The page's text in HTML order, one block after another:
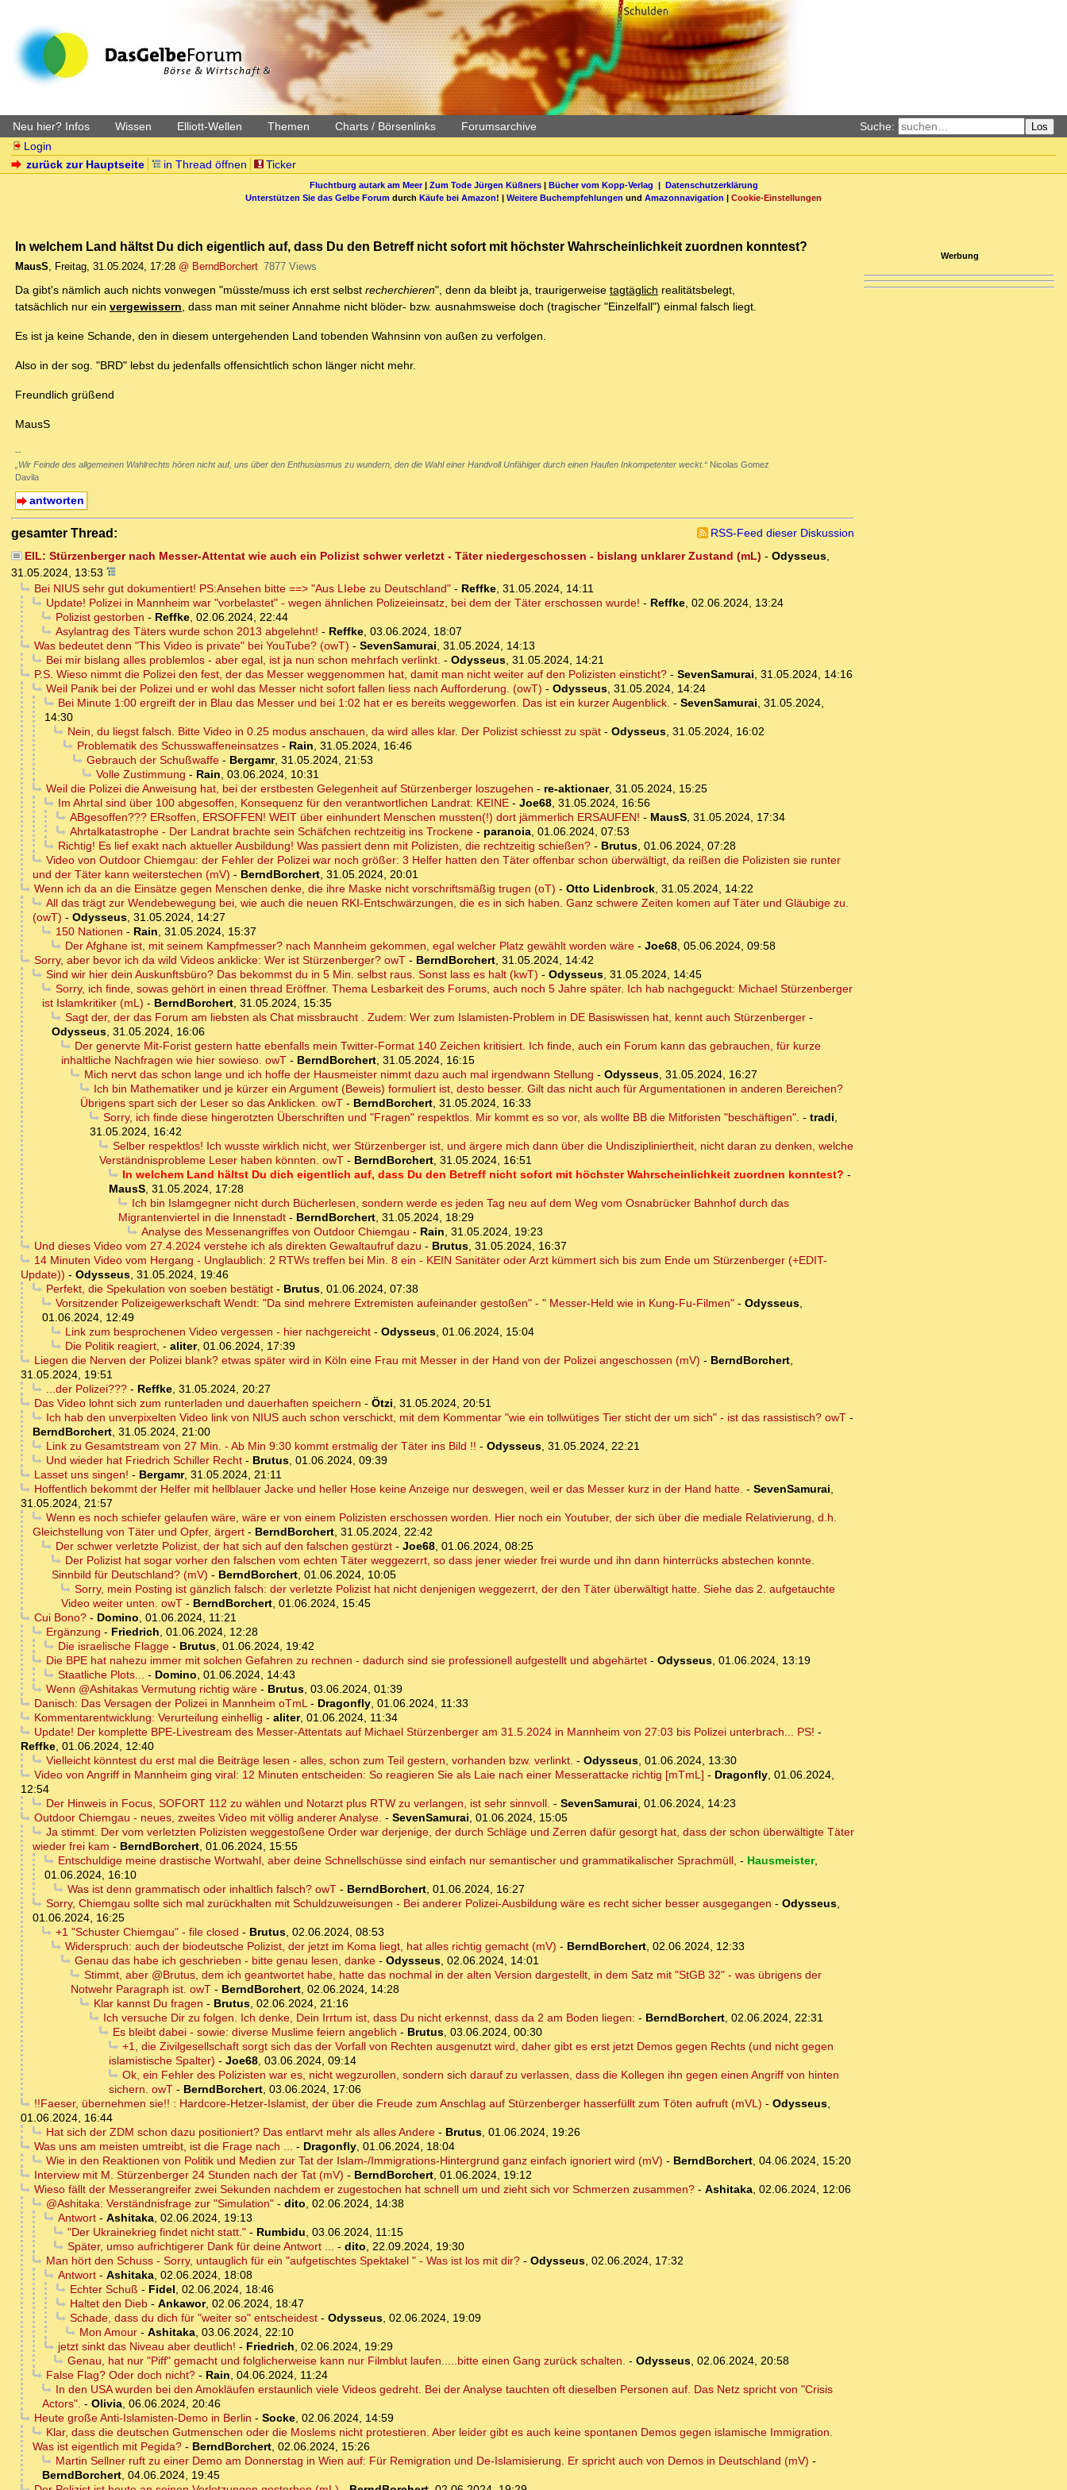
Neu hier? Infos Wissen Elliott-Wellen Themen Charts / Börsenlinks Forumsarchive Suche: Los
Login
zurück zur Hauptseite
in Thread öffnen Ticker
Fluchtburg autark am Meer| Zum Tode Jürgen Küßners| Bücher vom Kopp-Verlag | Datenschutzerklärung
Unterstützen Sie das Gelbe Forum durch Käufe bei Amazon! | Weitere Buchempfehlungen und Amazonnavigation | Cookie-Einstellungen
In welchem Land hältst Du dich eigentlich auf, dass Du den Betreff nicht sofort mit höchster Wahrscheinlichkeit zuordnen konntest?
MausS, Freitag, 31.05.2024, 17:28 @ BerndBorchert 7877 Views
Da gibt's nämlich auch nichts vonwegen "müsste/muss ich erst selbst recherchieren", denn da bleibt ja, traurigerweise tagtäglich realitätsbelegt,
tatsächlich nur ein vergewissern, dass man mit seiner Annahme nicht blöder- bzw. ausnahmsweise doch (tragischer "Einzelfall") einmal falsch liegt.
Es ist ja keine Schande, den in diesem untergehenden Land tobenden Wahnsinn von außen zu verfolgen.
Also in der sog. "BRD" lebst du jedenfalls offensichtlich schon länger nicht mehr.
Freundlich grüßend
MausS
--
„Wir Feinde des allgemeinen Wahlrechts hören nicht auf, uns über den Enthusiasmus zu wundern, den die Wahl einer Handvoll Unfähiger durch einen Haufen Inkompetenter weckt.“ Nicolas Gomez
Davila
antworten
gesamter Thread:
RSS-Feed dieser Diskussion
EIL: Stürzenberger nach Messer-Attentat wie auch ein Polizist schwer verletzt - Täter niedergeschossen - bislang unklarer Zustand (mL) - Odysseus,
31.05.2024, 13:53
Bei NIUS sehr gut dokumentiert! PS:Ansehen bitte ==> "Aus LIebe zu Deutschland"- Reffke, 31.05.2024, 14:11
Update! Polizei in Mannheim war "vorbelastet" - wegen ähnlichen Polizeieinsatz, bei dem der Täter erschossen wurde! - Reffke, 02.06.2024, 13:24
Polizist gestorben - Reffke, 02.06.2024, 22:44
Asylantrag des Täters wurde schon 2013 abgelehnt! - Reffke, 03.06.2024, 18:07
Was bedeutet denn "This Video is private" bei YouTube? (owT) - SevenSamurai, 31.05.2024, 14:13
Bei mir bislang alles problemlos - aber egal, ist ja nun schon mehrfach verlinkt. - Odysseus, 31.05.2024, 14:21
P.S. Wieso nimmt die Polizei den fest, der das Messer weggenommen hat, damit man nicht weiter auf den Polizisten einsticht?- SevenSamurai, 31.05.2024, 14:16
Weil Panik bei der Polizei und er wohl das Messer nicht sofort fallen liess nach Aufforderung. (owT) - Odysseus, 31.05.2024, 14:24
Bei Minute 1:00 ergreift der in Blau das Messer und bei 1:02 hat er es bereits weggeworfen. Das ist ein kurzer Augenblick. - SevenSamurai, 31.05.2024,
14:30
Nein, du liegst falsch. Bitte Video in 0.25 modus anschauen, da wird alles klar. Der Polizist schiesst zu spät- Odysseus, 31.05.2024, 16:02
Problematik des Schusswaffeneinsatzes- Rain, 31.05.2024, 16:46
Gebrauch der Schußwaffe- Bergamr, 31.05.2024, 21:53
Volle Zustimmung - Rain, 03.06.2024, 10:31
Weil die Polizei die Anweisung hat, bei der erstbesten Gelegenheit auf Stürzenberger loszugehen - re-aktionaer, 31.05.2024, 15:25
Im Ahrtal sind über 100 abgesoffen, Konsequenz für den verantwortlichen Landrat: KEINE- Joe68, 31.05.2024, 16:56
ABgesoffen??? ERsoffen, ERSOFFEN! WEIT über einhundert Menschen mussten(!) dort jämmerlich ERSAUFEN! - MausS, 31.05.2024, 17:34
Ahrtalkatastrophe - Der Landrat brachte sein Schäfchen rechtzeitig ins Trockene- paranoia, 01.06.2024, 07:53
Richtig! Es lief exakt nach aktueller Ausbildung! Was passiert denn mit Polizisten, die rechtzeitig schießen?- Brutus, 01.06.2024, 07:28
Video von Outdoor Chiemgau: der Fehler der Polizei war noch größer: 3 Helfer hatten den Täter offenbar schon überwältigt, da reißen die Polizisten sie runter
und der Täter kann weiterstechen (mV) - BerndBorchert, 31.05.2024, 20:01
Wenn ich da an die Einsätze gegen Menschen denke, die ihre Maske nicht vorschriftsmäßig trugen (oT) - Otto Lidenbrock, 31.05.2024, 14:22
All das trägt zur Wendebewegung bei, wie auch die neuen RKI-Entschwärzungen, die es in sich haben. Ganz schwere Zeiten komen auf Täter und Gläubige zu.
(owT) - Odysseus, 31.05.2024, 14:27
150 Nationen - Rain, 31.05.2024, 15:37
Der Afghane ist, mit seinem Kampfmesser? nach Mannheim gekommen, egal welcher Platz gewählt worden wäre- Joe68, 05.06.2024, 09:58
Sorry, aber bevor ich da wild Videos anklicke: Wer ist Stürzenberger? owT- BerndBorchert, 31.05.2024, 14:42
Sind wir hier dein Auskunftsbüro? Das bekommst du in 5 Min. selbst raus. Sonst lass es halt (kwT) - Odysseus, 31.05.2024, 14:45
Sorry, ich finde, sowas gehört in einen thread Eröffner. Thema Lesbarkeit des Forums, auch noch 5 Jahre später. Ich hab nachgeguckt: Michael Stürzenberger
ist Islamkritiker (mL) - BerndBorchert, 31.05.2024, 15:35
Sagt der, der das Forum am liebsten als Chat missbraucht . Zudem: Wer zum Islamisten-Problem in DE Basiswissen hat, kennt auch Stürzenberger-
Odysseus, 31.05.2024, 16:06
Der genervte Mit-Forist gestern hatte ebenfalls mein Twitter-Format 140 Zeichen kritisiert. Ich finde, auch ein Forum kann das gebrauchen, für kurze
inhaltliche Nachfragen wie hier sowieso. owT - BerndBorchert, 31.05.2024, 16:15
Mich nervt das schon lange und ich hoffe der Hausmeister nimmt dazu auch mal irgendwann Stellung - Odysseus, 31.05.2024, 16:27
Ich bin Mathematiker und je kürzer ein Argument (Beweis) formuliert ist, desto besser. Gilt das nicht auch für Argumentationen in anderen Bereichen?
Übrigens spart sich der Leser so das Anklicken. owT - BerndBorchert, 31.05.2024, 16:33
Sorry, ich finde diese hingerotzten Überschriften und "Fragen" respektlos. Mir kommt es so vor, als wollte BB die Mitforisten "beschäftigen". - tradi,
31.05.2024, 16:42
Selber respektlos! Ich wusste wirklich nicht, wer Stürzenberger ist, und ärgere mich dann über die Undiszipliniertheit, nicht daran zu denken, welche
Verständnisprobleme Leser haben könnten. owT - BerndBorchert, 31.05.2024, 16:51
In welchem Land hältst Du dich eigentlich auf, dass Du den Betreff nicht sofort mit höchster Wahrscheinlichkeit zuordnen konntest? -
MausS, 31.05.2024, 17:28
Ich bin Islamgegner nicht durch Bücherlesen, sondern werde es jeden Tag neu auf dem Weg vom Osnabrücker Bahnhof durch das
Migrantenviertel in die Innenstadt - BerndBorchert, 31.05.2024, 18:29
Analyse des Messenangriffes von Outdoor Chiemgau - Rain, 31.05.2024, 19:23
Und dieses Video vom 27.4.2024 verstehe ich als direkten Gewaltaufruf dazu - Brutus, 31.05.2024, 16:37
14 Minuten Video vom Hergang - Unglaublich: 2 RTWs treffen bei Min. 8 ein - KEIN Sanitäter oder Arzt kümmert sich bis zum Ende um Stürzenberger (+EDIT-
Update)) - Odysseus, 31.05.2024, 19:46
Perfekt, die Spekulation von soeben bestätigt- Brutus, 01.06.2024, 07:38
Vorsitzender Polizeigewerkschaft Wendt: "Da sind mehrere Extremisten aufeinander gestoßen" - " Messer-Held wie in Kung-Fu-Filmen"- Odysseus,
01.06.2024, 12:49
Link zum besprochenen Video vergessen - hier nachgereicht- Odysseus, 01.06.2024, 15:04
Die Politik reagiert, - aliter, 01.06.2024, 17:39
Liegen die Nerven der Polizei blank? etwas später wird in Köln eine Frau mit Messer in der Hand von der Polizei angeschossen (mV) - BerndBorchert,
31.05.2024, 19:51
...der Polizei???- Reffke, 31.05.2024, 20:27
Das Video lohnt sich zum runterladen und dauerhaften speichern - Ötzi, 31.05.2024, 20:51
Ich hab den unverpixelten Video link von NIUS auch schon verschickt, mit dem Kommentar "wie ein tollwütiges Tier sticht der um sich" - ist das rassistisch? owT-
BerndBorchert, 31.05.2024, 21:00
Link zu Gesamtstream von 27 Min. - Ab Min 9:30 kommt erstmalig der Täter ins Bild !! - Odysseus, 31.05.2024, 22:21
Und wieder hat Friedrich Schiller Recht- Brutus, 01.06.2024, 09:39
Lasset uns singen! - Bergamr, 31.05.2024, 21:11
Hoffentlich bekommt der Helfer mit hellblauer Jacke und heller Hose keine Anzeige nur deswegen, weil er das Messer kurz in der Hand hatte. - SevenSamurai,
31.05.2024, 21:57
Wenn es noch schiefer gelaufen wäre, wäre er von einem Polizisten erschossen worden. Hier noch ein Youtuber, der sich über die mediale Relativierung, d.h.
Gleichstellung von Täter und Opfer, ärgert - BerndBorchert, 31.05.2024, 22:42
Der schwer verletzte Polizist, der hat sich auf den falschen gestürzt- Joe68, 01.06.2024, 08:25
Der Polizist hat sogar vorher den falschen vom echten Täter weggezerrt, so dass jener wieder frei wurde und ihn dann hinterrücks abstechen konnte.
Sinnbild für Deutschland? (mV) - BerndBorchert, 01.06.2024, 10:05
Sorry, mein Posting ist gänzlich falsch: der verletzte Polizist hat nicht denjenigen weggezerrt, der den Täter überwältigt hatte. Siehe das 2. aufgetauchte
Video weiter unten. owT - BerndBorchert, 01.06.2024, 15:45
Cui Bono?- Domino, 01.06.2024, 11:21
Ergänzung - Friedrich, 01.06.2024, 12:28
Die israelische Flagge- Brutus, 01.06.2024, 19:42
Die BPE hat nahezu immer mit solchen Gefahren zu rechnen - dadurch sind sie professionell aufgestellt und abgehärtet- Odysseus, 01.06.2024, 13:19
Staatliche Plots... - Domino, 01.06.2024, 14:43
Wenn @Ashitakas Vermutung richtig wäre- Brutus, 03.06.2024, 01:39
Danisch: Das Versagen der Polizei in Mannheim oTmL- Dragonfly, 01.06.2024, 11:33
Kommentarentwicklung: Verurteilung einhellig - aliter, 01.06.2024, 11:34
Update! Der komplette BPE-Livestream des Messer-Attentats auf Michael Stürzenberger am 31.5.2024 in Mannheim von 27:03 bis Polizei unterbrach... PS! -
Reffke, 01.06.2024, 12:40
Vielleicht könntest du erst mal die Beiträge lesen - alles, schon zum Teil gestern, vorhanden bzw. verlinkt. - Odysseus, 01.06.2024, 13:30
Video von Angriff in Mannheim ging viral: 12 Minuten entscheiden: So reagieren Sie als Laie nach einer Messerattacke richtig [mTmL] - Dragonfly, 01.06.2024,
12:54
Der Hinweis in Focus, SOFORT 112 zu wählen und Notarzt plus RTW zu verlangen, ist sehr sinnvoll. - SevenSamurai, 01.06.2024, 14:23
Outdoor Chiemgau - neues, zweites Video mit völlig anderer Analyse. - SevenSamurai, 01.06.2024, 15:05
Ja stimmt. Der vom verletzten Polizisten weggestoßene Order war derjenige, der durch Schläge und Zerren dafür gesorgt hat, dass der schon überwältigte Täter
wieder frei kam - BerndBorchert, 01.06.2024, 15:55
Entschuldige meine drastische Wortwahl, aber deine Schnellschüsse sind einfach nur semantischer und grammatikalischer Sprachmüll, - Hausmeister,
01.06.2024, 16:10
Was ist denn grammatisch oder inhaltlich falsch? owT- BerndBorchert, 01.06.2024, 16:27
Sorry, Chiemgau sollte sich mal zurückhalten mit Schuldzuweisungen - Bei anderer Polizei-Ausbildung wäre es recht sicher besser ausgegangen - Odysseus,
01.06.2024, 16:25
+1 "Schuster Chiemgau" - file closed - Brutus, 02.06.2024, 08:53
Widerspruch: auch der biodeutsche Polizist, der jetzt im Koma liegt, hat alles richtig gemacht (mV) - BerndBorchert, 02.06.2024, 12:33
Genau das habe ich geschrieben - bitte genau lesen, danke- Odysseus, 02.06.2024, 14:01
Stimmt, aber @Brutus, dem ich geantwortet habe, hatte das nochmal in der alten Version dargestellt, in dem Satz mit "StGB 32" - was übrigens der
Notwehr Paragraph ist. owT - BerndBorchert, 02.06.2024, 14:28
Klar kannst Du fragen - Brutus, 02.06.2024, 21:16
Ich versuche Dir zu folgen. Ich denke, Dein Irrtum ist, dass Du nicht erkennst, dass da 2 am Boden liegen: - BerndBorchert, 02.06.2024, 22:31
Es bleibt dabei - sowie: diverse Muslime feiern angeblich - Brutus, 03.06.2024, 00:30
+1, die Zivilgesellschaft sorgt sich das der Vorfall von Rechten ausgenutzt wird, daher gibt es erst jetzt Demos gegen Rechts (und nicht gegen
islamistische Spalter) - Joe68, 03.06.2024, 09:14
Ok, ein Fehler des Polizisten war es, nicht wegzurollen, sondern sich darauf zu verlassen, dass die Kollegen ihn gegen einen Angriff von hinten
sichern. owT - BerndBorchert, 03.06.2024, 17:06
!!Faeser, übernehmen sie!! : Hardcore-Hetzer-Islamist, der über die Freude zum Anschlag auf Stürzenberger hasserfüllt zum Töten aufruft (mVL) - Odysseus,
01.06.2024, 16:44
Hat sich der ZDM schon dazu positioniert? Das entlarvt mehr als alles Andere- Brutus, 01.06.2024, 19:26
Was uns am meisten umtreibt, ist die Frage nach ... - Dragonfly, 01.06.2024, 18:04
Wie in den Reaktionen von Politik und Medien zur Tat der Islam-/Immigrations-Hintergrund ganz einfach ignoriert wird (mV) - BerndBorchert, 04.06.2024, 15:20
Interview mit M. Stürzenberger 24 Stunden nach der Tat (mV) - BerndBorchert, 01.06.2024, 19:12
Wieso fällt der Messerangreifer zwei Sekunden nachdem er zugestochen hat schnell um und zieht sich vor Schmerzen zusammen?- Ashitaka, 02.06.2024, 12:06
@Ashitaka: Verständnisfrage zur "Simulation"- dito, 02.06.2024, 14:38
Antwort- Ashitaka, 02.06.2024, 19:13
"Der Ukrainekrieg findet nicht statt."- Rumbidu, 03.06.2024, 11:15
Später, umso aufrichtigerer Dank für deine Antwort ... - dito, 22.09.2024, 19:30
Man hört den Schuss - Sorry, untauglich für ein "aufgetischtes Spektakel " - Was ist los mit dir?- Odysseus, 02.06.2024, 17:32
Antwort- Ashitaka, 02.06.2024, 18:08
Echter Schuß - Fidel, 02.06.2024, 18:46
Haltet den Dieb- Ankawor, 02.06.2024, 18:47
Schade, dass du dich für "weiter so" entscheidest- Odysseus, 02.06.2024, 19:09
Mon Amour- Ashitaka, 03.06.2024, 22:10
jetzt sinkt das Niveau aber deutlich! - Friedrich, 02.06.2024, 19:29
Genau, hat nur "Piff" gemacht und folglicherweise kann nur Filmblut laufen.....bitte einen Gang zurück schalten. - Odysseus, 02.06.2024, 20:58
False Flag? Oder doch nicht?- Rain, 04.06.2024, 11:24
In den USA wurden bei den Amokläufen erstaunlich viele Videos gedreht. Bei der Analyse tauchten oft dieselben Personen auf. Das Netz spricht von "Crisis
Actors". - Olivia, 06.06.2024, 20:46
Heute große Anti-Islamisten-Demo in Berlin - Socke, 02.06.2024, 14:59
Klar, dass die deutschen Gutmenschen oder die Moslems nicht protestieren. Aber leider gibt es auch keine spontanen Demos gegen islamische Immigration.
Was ist eigentlich mit Pegida? - BerndBorchert, 02.06.2024, 15:26
Martin Sellner ruft zu einer Demo am Donnerstag in Wien auf: Für Remigration und De-Islamisierung. Er spricht auch von Demos in Deutschland (mV) -
BerndBorchert, 04.06.2024, 19:45
Werbung